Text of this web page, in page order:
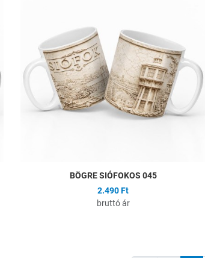
Gyors nézet
BÖGRE SIÓFOKOS 045
2.490 Ft
bruttó ár